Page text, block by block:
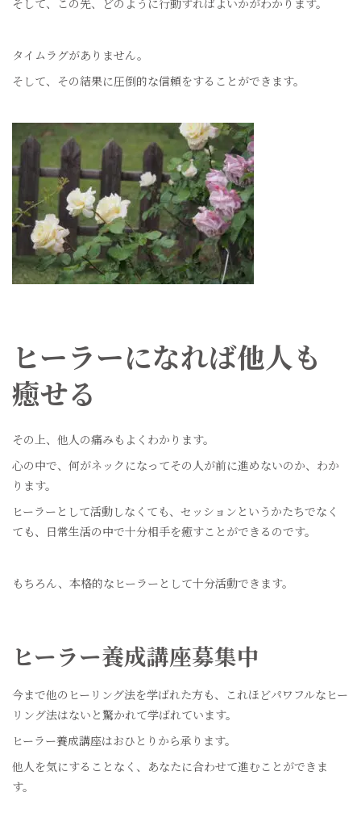
そして、この先、どのように行動すればよいかがわかります。
タイムラグがありません。
そして、その結果に圧倒的な信頼をすることができます。
ヒーラーになれば他人も
癒せる
その上、他人の痛みもよくわかります。
心の中で、何がネックになってその人が前に進めないのか、わか
ります。
ヒーラーとして活動しなくても、セッションというかたちでなく
ても、日常生活の中で十分相手を癒すことができるのです。
もちろん、本格的なヒーラーとして十分活動できます。
ヒーラー養成講座募集中
今まで他のヒーリング法を学ばれた方も、これほどパワフルなヒー
リング法はないと驚かれて学ばれています。
ヒーラー養成講座はおひとりから承ります。
他人を気にすることなく、あなたに合わせて進むことができま
す。